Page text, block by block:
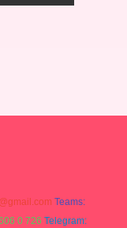
Teams:
0 726 Telegram: